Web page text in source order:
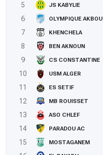
5
JS KABYLIE
6
OLYMPIQUE AKBOU
7
KHENCHELA
8
BEN AKNOUN
9
CS CONSTANTINE
10
USM ALGER
11
ES SETIF
12
MB ROUISSET
13
ASO CHLEF
14
PARADOU AC
15
MOSTAGANEM